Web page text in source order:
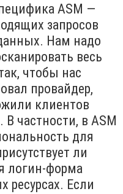
ASM —
запросов
Нам надо
весь
чтобы нас
провайдер,
клиентов
частности, в ASM
для
ли
логин-форма
ресурсах. Если